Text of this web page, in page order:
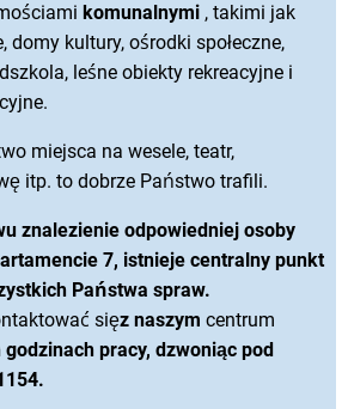
komunalnymi , takimi jak
domy kultury, ośrodki społeczne,
leśne obiekty rekreacyjne i
miejsca na wesele, teatr,
itp. to dobrze Państwo trafili.
znalezienie odpowiedniej osoby
7, istnieje centralny punkt
Państwa spraw.
sięz naszym centrum
godzinach pracy, dzwoniąc pod